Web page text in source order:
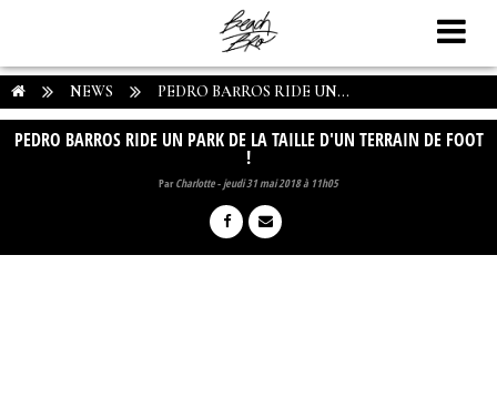
NEWS PEDRO BARROS RIDE UN...
PEDRO BARROS RIDE UN PARK DE LA TAILLE D'UN TERRAIN DE FOOT
!
ParCharlotte-jeudi 31 mai 2018 à 11h05